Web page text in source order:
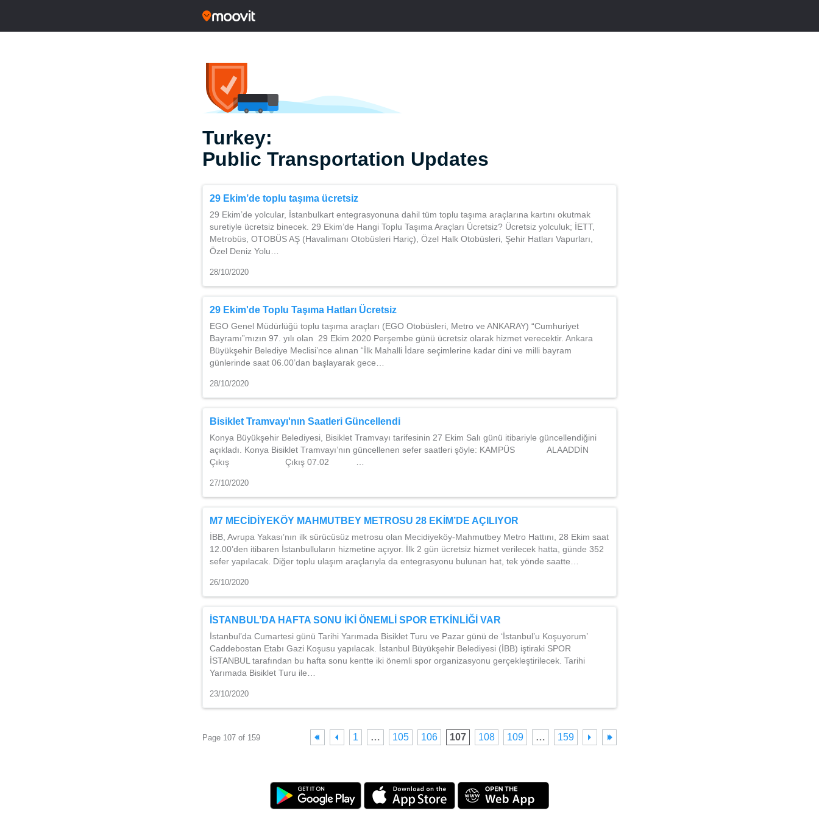
Turkey:
Public Transportation Updates
29 Ekim’de toplu taşıma ücretsiz
29 Ekim’de yolcular, İstanbulkart entegrasyonuna dahil tüm toplu taşıma araçlarına kartını okutmak
suretiyle ücretsiz binecek. 29 Ekim’de Hangi Toplu Taşıma Araçları Ücretsiz? Ücretsiz yolculuk; İETT,
Metrobüs, OTOBÜS AŞ (Havalimanı Otobüsleri Hariç), Özel Halk Otobüsleri, Şehir Hatları Vapurları,
Özel Deniz Yolu…
28/10/2020
29 Ekim'de Toplu Taşıma Hatları Ücretsiz
EGO Genel Müdürlüğü toplu taşıma araçları (EGO Otobüsleri, Metro ve ANKARAY) “Cumhuriyet
Bayramı”mızın 97. yılı olan 29 Ekim 2020 Perşembe günü ücretsiz olarak hizmet verecektir. Ankara
Büyükşehir Belediye Meclisi’nce alınan “İlk Mahalli İdare seçimlerine kadar dini ve milli bayram
günlerinde saat 06.00’dan başlayarak gece…
28/10/2020
Bisiklet Tramvayı'nın Saatleri Güncellendi
Konya Büyükşehir Belediyesi, Bisiklet Tramvayı tarifesinin 27 Ekim Salı günü itibariyle güncellendiğini
açıkladı. Konya Bisiklet Tramvayı’nın güncellenen sefer saatleri şöyle: KAMPÜS ALAADDİN
Çıkış Çıkış 07.02 …
27/10/2020
M7 MECİDİYEKÖY MAHMUTBEY METROSU 28 EKİM’DE AÇILIYOR
İBB, Avrupa Yakası’nın ilk sürücüsüz metrosu olan Mecidiyeköy-Mahmutbey Metro Hattını, 28 Ekim saat
12.00’den itibaren İstanbulluların hizmetine açıyor. İlk 2 gün ücretsiz hizmet verilecek hatta, günde 352
sefer yapılacak. Diğer toplu ulaşım araçlarıyla da entegrasyonu bulunan hat, tek yönde saatte…
26/10/2020
İSTANBUL’DA HAFTA SONU İKİ ÖNEMLİ SPOR ETKİNLİĞİ VAR
İstanbul’da Cumartesi günü Tarihi Yarımada Bisiklet Turu ve Pazar günü de ‘İstanbul’u Koşuyorum’
Caddebostan Etabı Gazi Koşusu yapılacak. İstanbul Büyükşehir Belediyesi (İBB) iştiraki SPOR
İSTANBUL tarafından bu hafta sonu kentte iki önemli spor organizasyonu gerçekleştirilecek. Tarihi
Yarımada Bisiklet Turu ile…
23/10/2020
Page 107 of 159 1 … 105 106 107 108 109 … 159